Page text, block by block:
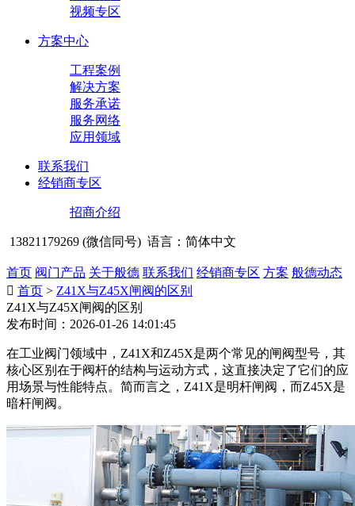
视频专区
方案中心
工程案例
解决方案
服务承诺
服务网络
应用领域
联系我们
经销商专区
招商介绍
13821179269 (微信同号) 语言：简体中文
首页 阀门产品 关于般德 联系我们 经销商专区 方案 般德动态
 首页 > Z41X与Z45X闸阀的区别
Z41X与Z45X闸阀的区别
发布时间：2026-01-26 14:01:45
在工业阀门领域中，Z41X和Z45X是两个常见的闸阀型号，其
核心区别在于阀杆的结构与运动方式，这直接决定了它们的应
用场景与性能特点。简而言之，Z41X是明杆闸阀，而Z45X是
暗杆闸阀。